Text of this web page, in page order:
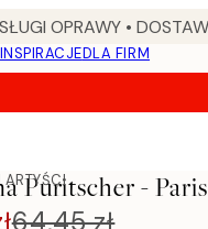
OPRAWY •
INSPIRACJEDLA FIRM
ARTYŚCI
Puritscher -
64,45 zł